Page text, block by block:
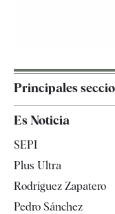
Principales
Televisión
Es Noticia
SEPI
Plus Ultra
Rodríguez Zapatero
Pedro Sánchez